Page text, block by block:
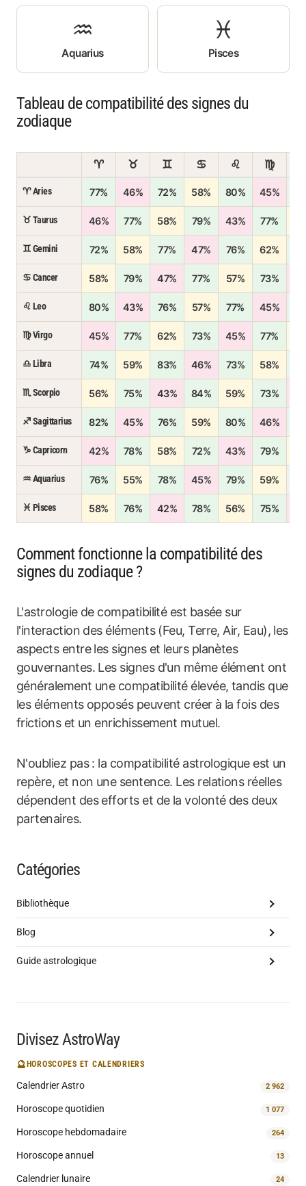
♒
Aquarius
♓
Pisces
Tableau de compatibilité des signes du
zodiaque
♈ ♉ ♊ ♋ ♌ ♍
♈ Aries 77% 46% 72% 58% 80% 45%
♉ Taurus 46% 77% 58% 79% 43% 77%
♊ Gemini 72% 58% 77% 47% 76% 62%
♋ Cancer 58% 79% 47% 77% 57% 73%
♌ Leo 80% 43% 76% 57% 77% 45%
♍ Virgo 45% 77% 62% 73% 45% 77%
♎ Libra 74% 59% 83% 46% 73% 58%
♏ Scorpio 56% 75% 43% 84% 59% 73%
♐ Sagittarius 82% 45% 76% 59% 80% 46%
♑ Capricorn 42% 78% 58% 72% 43% 79%
♒ Aquarius 76% 55% 78% 45% 79% 59%
♓ Pisces 58% 76% 42% 78% 56% 75%
Comment fonctionne la compatibilité des
signes du zodiaque ?
L'astrologie de compatibilité est basée sur
l'interaction des éléments (Feu, Terre, Air, Eau), les
aspects entre les signes et leurs planètes
gouvernantes. Les signes d'un même élément ont
généralement une compatibilité élevée, tandis que
les éléments opposés peuvent créer à la fois des
frictions et un enrichissement mutuel.
N'oubliez pas : la compatibilité astrologique est un
repère, et non une sentence. Les relations réelles
dépendent des efforts et de la volonté des deux
partenaires.
Catégories
Bibliothèque
Blog
Guide astrologique
Divisez AstroWay
🔮HOROSCOPES ET CALENDRIERS
Calendrier Astro 2 962
Horoscope quotidien 1 077
Horoscope hebdomadaire 264
Horoscope annuel 13
Calendrier lunaire 24